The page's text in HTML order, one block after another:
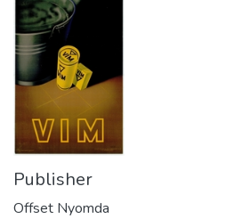
About us
Publisher
Offset Nyomda